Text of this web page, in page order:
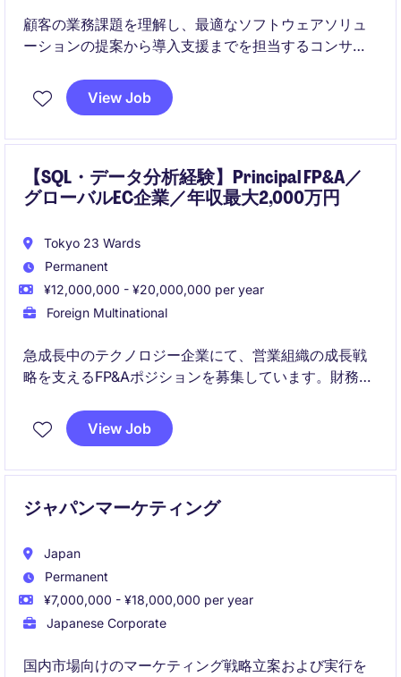
顧客の業務課題を理解し、最適なソフトウェアソリュ
ーションの提案から導入支援までを担当するコンサル
ながら、顧客のビジネス成果創出に貢献していただき
ます。
View Job
【SQL・データ分析経験】Principal FP&A／
グローバルEC企業／年収最大2,000万円
Tokyo 23 Wards
Permanent
¥12,000,000 - ¥20,000,000 per year
Foreign Multinational
急成長中のテクノロジー企業にて、営業組織の成長戦
略を支えるFP&Aポジションを募集しています。財務会
用したデータドリブンな意思決定支援や事業分析の経
験を活かせる環境です。
View Job
ジャパンマーケティング
Japan
Permanent
¥7,000,000 - ¥18,000,000 per year
Japanese Corporate
国内市場向けのマーケティング戦略立案および実行を